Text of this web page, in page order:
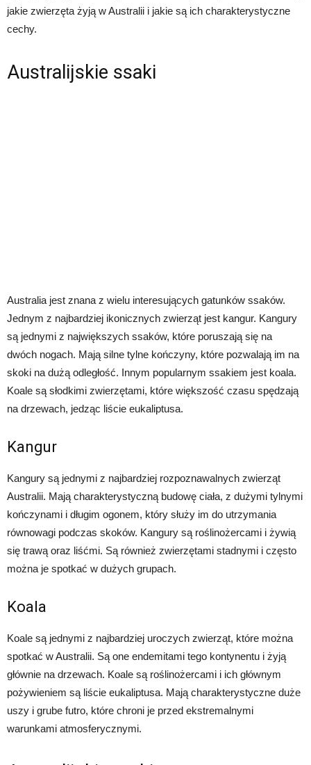
jakie zwierzęta żyją w Australii i jakie są ich charakterystyczne
cechy.
Australijskie ssaki
Australia jest znana z wielu interesujących gatunków ssaków.
Jednym z najbardziej ikonicznych zwierząt jest kangur. Kangury
są jednymi z największych ssaków, które poruszają się na
dwóch nogach. Mają silne tylne kończyny, które pozwalają im na
skoki na dużą odległość. Innym popularnym ssakiem jest koala.
Koale są słodkimi zwierzętami, które większość czasu spędzają
na drzewach, jedząc liście eukaliptusa.
Kangur
Kangury są jednymi z najbardziej rozpoznawalnych zwierząt
Australii. Mają charakterystyczną budowę ciała, z dużymi tylnymi
kończynami i długim ogonem, który służy im do utrzymania
równowagi podczas skoków. Kangury są roślinożercami i żywią
się trawą oraz liśćmi. Są również zwierzętami stadnymi i często
można je spotkać w dużych grupach.
Koala
Koale są jednymi z najbardziej uroczych zwierząt, które można
spotkać w Australii. Są one endemitami tego kontynentu i żyją
głównie na drzewach. Koale są roślinożercami i ich głównym
pożywieniem są liście eukaliptusa. Mają charakterystyczne duże
uszy i grube futro, które chroni je przed ekstremalnymi
warunkami atmosferycznymi.